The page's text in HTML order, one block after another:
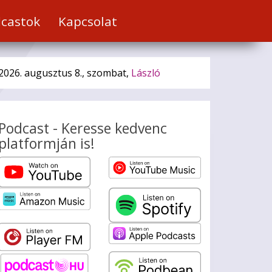
Kapcsolat
augusztus 8., szombat, László
Podcast - Keresse kedvenc
platformján is!